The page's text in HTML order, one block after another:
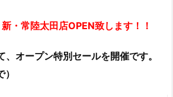
常陸太田店OPEN致します！！
オープン特別セールを開催です。